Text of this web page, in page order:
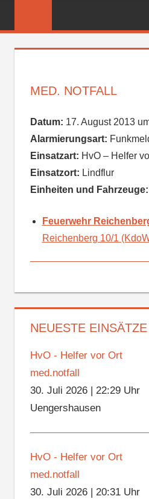
MED. NOTFALL
Datum: 17. August 2013
Alarmierungsart:
Einsatzart: HvO – Helfer
Einsatzort: Lindflur
Einheiten und Fahrzeuge:
Feuerwehr
Reichenberg 10/1
NEUESTE EINSÄTZE
HvO - Helfer vor Ort
med.notfall
30. Juli 2026| 22:29 Uhr
Uengershausen
HvO - Helfer vor Ort
med.notfall
30. Juli 2026| 20:31 Uhr